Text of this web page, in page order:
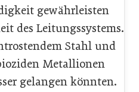
gewährleisten
des Leitungssystems.
Stahl und
Metallionen
gelangen könnten.